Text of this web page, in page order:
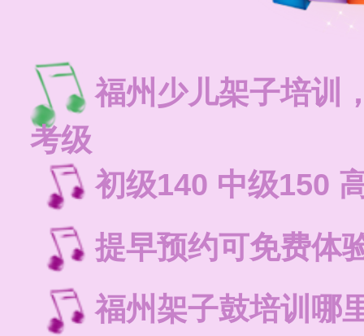
福州少儿架子培训
考级
初级140 中级150
提早预约可免费体
福州架子鼓培训哪